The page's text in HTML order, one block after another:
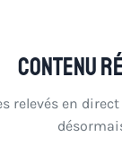
Contenu
relevés en